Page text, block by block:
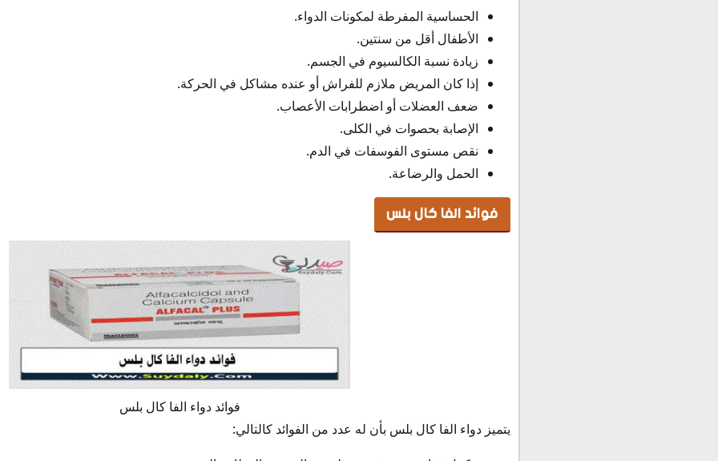
الحساسية المفرطة لمكونات الدواء.
الأطفال أقل من سنتين.
زيادة نسبة الكالسيوم في الجسم.
إذا كان المريض ملازم للفراش أو عنده مشاكل في الحركة.
ضعف العضلات أو اضطرابات الأعصاب.
الإصابة بحصوات في الكلى.
نقص مستوى الفوسفات في الدم.
الحمل والرضاعة.
فوائد الفا كال بلس
فوائد دواء الفا كال بلس
يتميز دواء الفا كال بلس بأن له عدد من الفوائد كالتالي: